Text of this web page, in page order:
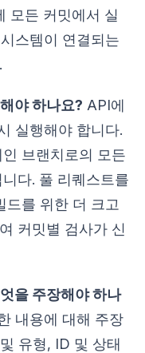
모든 커밋에서 실
스템이 연결되는
야 하나요? API에
실행해야 합니다.
브랜치로의 모든
다. 풀 리퀘스트를
드를 위한 더 크고
커밋별 검사가 신
을 주장해야 하나
내용에 대해 주장
유형, ID 및 상태